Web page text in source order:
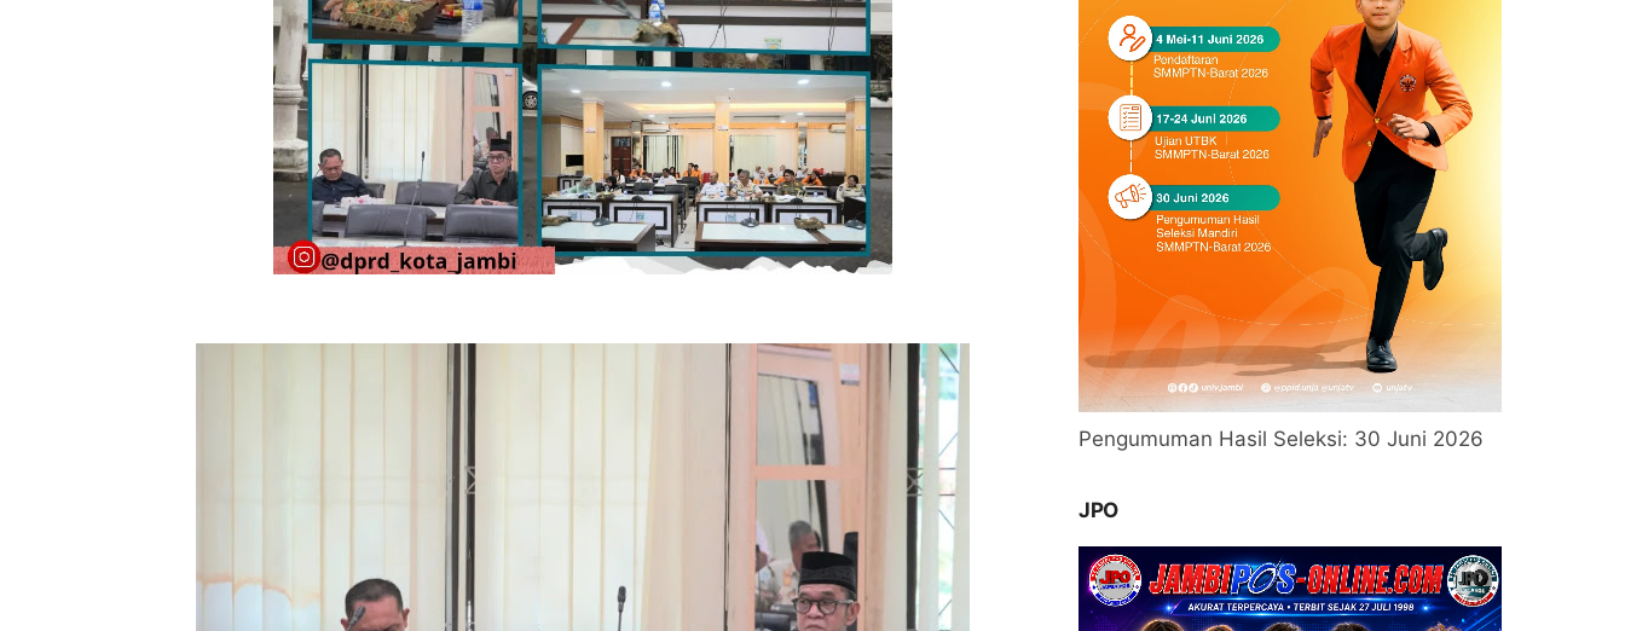
Pengumuman Hasil Seleksi: 30 Juni 2026
JPO